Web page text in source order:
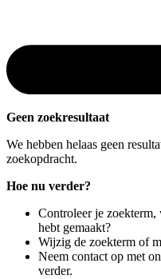
Geen zoekresultaat
We hebben helaas geen
zoekopdracht.
Hoe nu verder?
Controleer je zoekterm,
hebt gemaakt?
Wijzig de zoekterm of
Neem contact op met
verder.